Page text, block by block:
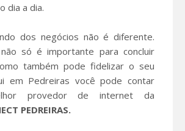
dia a dia.
dos negócios não é diferente.
só é importante para concluir
também pode fidelizar o seu
em Pedreiras você pode contar
provedor de internet da
PEDREIRAS.